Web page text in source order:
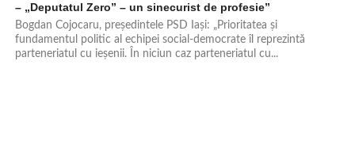
– „Deputatul Zero” – un sinecurist de profesie”
Bogdan Cojocaru, președintele PSD Iași: „Prioritatea și
fundamentul politic al echipei social-democrate îl reprezintă
parteneriatul cu ieșenii. În niciun caz parteneriatul cu...